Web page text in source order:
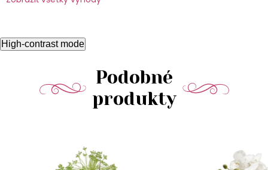
High-contrast mode
Podobné
produkty